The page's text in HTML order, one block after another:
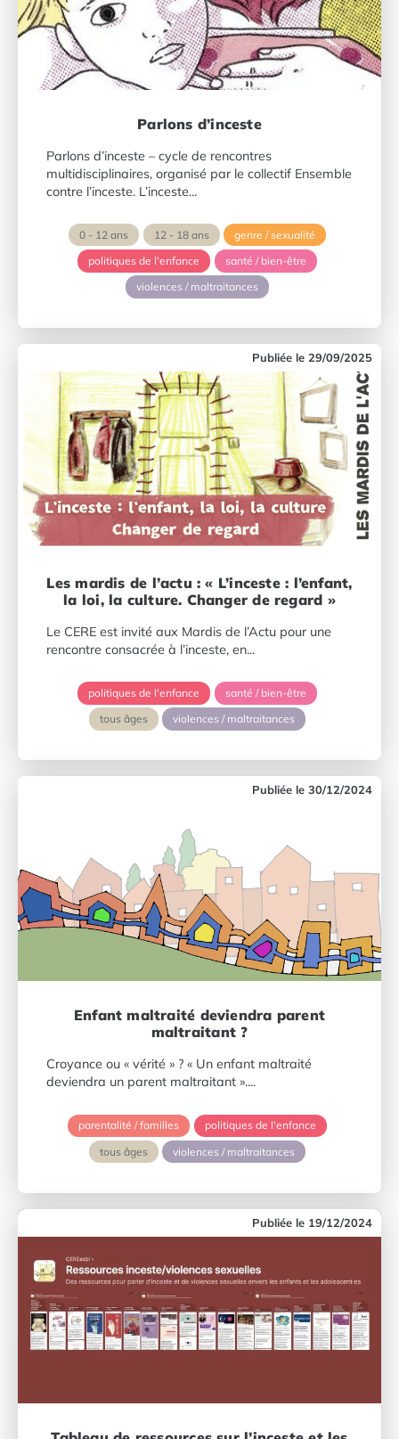
Parlons d’inceste
Parlons d’inceste – cycle de rencontres
multidisciplinaires, organisé par le collectif Ensemble
contre l’inceste. L’inceste...
0 - 12 ans 12 - 18 ans
genre / sexualité
politiques de l'enfance
santé / bien-être
violences / maltraitances
29/09/2025
Les mardis de l’actu : « L’inceste : l’enfant,
la loi, la culture. Changer de regard »
Le CERE est invité aux Mardis de l’Actu pour une
rencontre consacrée à l’inceste, en...
politiques de l'enfance
santé / bien-être
tous âges
violences / maltraitances
30/12/2024
Enfant maltraité deviendra parent
maltraitant ?
Croyance ou « vérité » ? « Un enfant maltraité
deviendra un parent maltraitant »....
parentalité / familles
politiques de l'enfance
tous âges
violences / maltraitances
19/12/2024